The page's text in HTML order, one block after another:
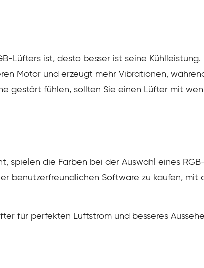
Lüfters ist, desto besser ist seine Kühlleistung.
Motor und erzeugt mehr Vibrationen,
gestört fühlen, sollten Sie einen Lüfter mit
spielen die Farben bei der Auswahl eines
benutzerfreundlichen Software zu kaufen, mit
für perfekten Luftstrom und besseres